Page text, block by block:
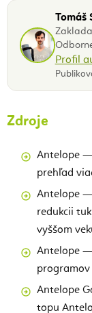
Tomáš
Profil
Zdroje
Antelope
prehľad
Antelope —
redukcii
vyššom
Antelope —
Antelope
topu